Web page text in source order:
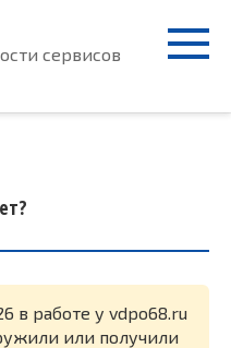
сервисов
в работе у vdpo68.ru
или получили